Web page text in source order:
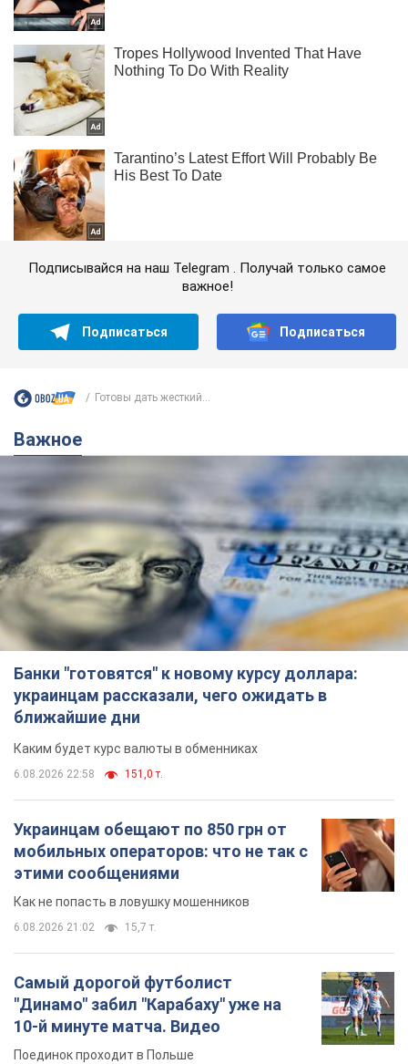
Подписывайся на наш Telegram . Получай только самое
важное!
Подписаться Подписаться
Готовы дать жесткий...
Важное
Банки "готовятся" к новому курсу доллара:
украинцам рассказали, чего ожидать в
ближайшие дни
Каким будет курс валюты в обменниках
6.08.2026 22:58 151,0 т.
Украинцам обещают по 850 грн от
мобильных операторов: что не так с
этими сообщениями
Как не попасть в ловушку мошенников
6.08.2026 21:02 15,7 т.
Самый дорогой футболист
"Динамо" забил "Карабаху" уже на
10-й минуте матча. Видео
Поединок проходит в Польше